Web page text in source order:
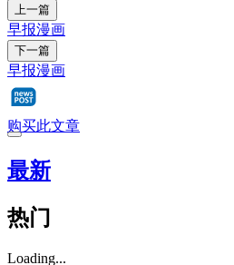
上一篇
早报漫画
下一篇
早报漫画
购买此文章
最新
热门
Loading...